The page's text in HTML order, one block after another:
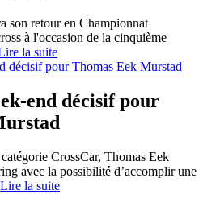
son retour en Championnat
à l'occasion de la cinquième
la suite
end décisif pour
CrossCar, Thomas Eek
avec la possibilité d’accomplir une
Lire la suite